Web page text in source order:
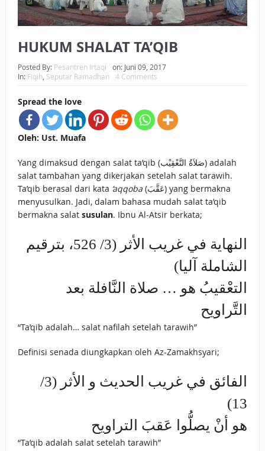
KEPEMILIKANNYA BERUBAH
HUKUM MEMBAYAR ZAKAT DENGAN CARA MENGANGSUR
HUKUM MEMBAYAR ZAKAT KEPADA KERABAT SENDIRI
HUKUM SHALAT TA’QIB
Posted By: Pesantren Irtaqi on: Juni 09, 2017
In: Fiqih Seputar Ramadhan 4 Comments
Spread the love
Oleh: Ust. Muafa
Yang dimaksud dengan salat ta’qib (صَلاَةُ التَّعْقِيْب) adalah
salat tambahan yang dikerjakan setelah salat tarawih.
Ta’qib berasal dari kata ‘aqqoba(عَقَّبَ) yang bermakna
menyusulkan. Jadi, dalam bahasa mudah salat ta’qib
bermakna salat susulan. Ibnu Al-Atsir berkata;
النهاية في غريب الأثر (3/ 526، بترقيم
الشاملة آليا)
التعْقيبُ هو … صلاة النَّافلة بعد
التَّراويح
“Ta’qib adalah… salat nafilah setelah tarawih”
Definisi senada diungkapkan oleh Az-Zamakhsyari;
الفائق في غريب الحديث و الأثر (3/
13)
هو أنْ يصلُّوا عَقبَ التراويح
“Ta’qib adalah salat setelah tarawih”